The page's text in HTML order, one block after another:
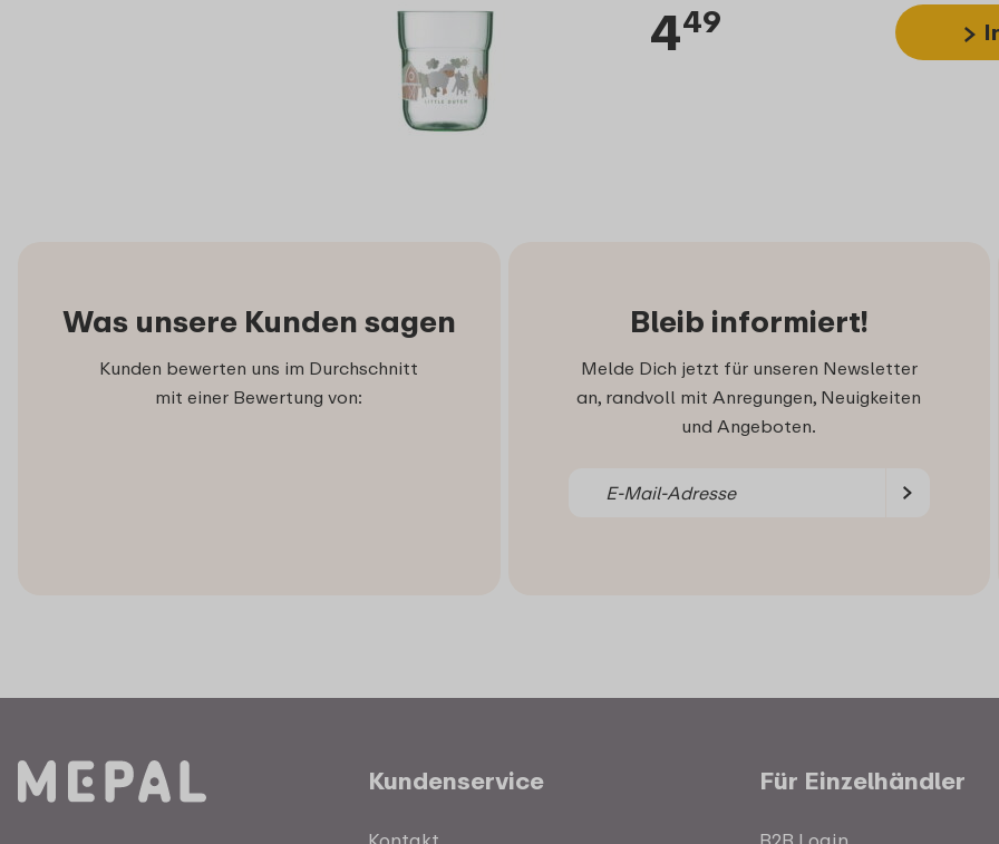
449
Was unsere Kunden sagen
Kunden bewerten uns im Durchschnitt
mit einer Bewertung von:
Bleib informiert!
Melde Dich jetzt für unseren Newsletter
an, randvoll mit Anregungen, Neuigkeiten
und Angeboten.
Kundenservice Für Einzelhändler